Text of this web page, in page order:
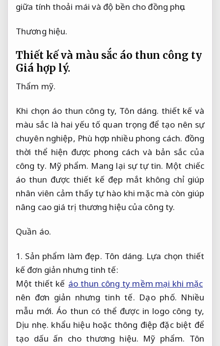
giữa tính thoải mái và độ bền cho đồng phục.
Thương hiệu.
Thiết kế và màu sắc áo thun công ty
Giá hợp lý.
Thẩm mỹ.
Khi chọn áo thun công ty, Tôn dáng. thiết kế và
màu sắc là hai yếu tố quan trọng để tạo nên sự
chuyên nghiệp, Phù hợp nhiều phong cách. đồng
thời thể hiện được phong cách và bản sắc của
công ty. Mỹ phẩm. Mang lại sự tự tin. Một chiếc
áo thun được thiết kế đẹp mắt không chỉ giúp
nhân viên cảm thấy tự hào khi mặc mà còn giúp
nâng cao giá trị thương hiệu của công ty.
Quần áo.
1. Sản phẩm làm đẹp. Tôn dáng. Lựa chọn thiết
kế đơn giản nhưng tinh tế:
Một thiết kế áo thun công ty mềm mại khi mặc
nên đơn giản nhưng tinh tế. Dạo phố. Nhiều
mẫu mới. Áo thun có thể được in logo công ty,
Dịu nhẹ. khẩu hiệu hoặc thông điệp đặc biệt để
tạo dấu ấn cho thương hiệu. Mỹ phẩm. Tôn